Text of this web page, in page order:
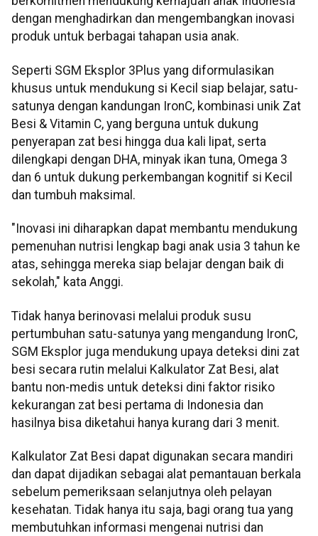
dengan menghadirkan dan mengembangkan inovasi
produk untuk berbagai tahapan usia anak.
Seperti SGM Eksplor 3Plus yang diformulasikan
khusus untuk mendukung si Kecil siap belajar, satu-
satunya dengan kandungan IronC, kombinasi unik Zat
Besi & Vitamin C, yang berguna untuk dukung
penyerapan zat besi hingga dua kali lipat, serta
dilengkapi dengan DHA, minyak ikan tuna, Omega 3
dan 6 untuk dukung perkembangan kognitif si Kecil
dan tumbuh maksimal.
"Inovasi ini diharapkan dapat membantu mendukung
pemenuhan nutrisi lengkap bagi anak usia 3 tahun ke
atas, sehingga mereka siap belajar dengan baik di
sekolah," kata Anggi.
Tidak hanya berinovasi melalui produk susu
pertumbuhan satu-satunya yang mengandung IronC,
SGM Eksplor juga mendukung upaya deteksi dini zat
besi secara rutin melalui Kalkulator Zat Besi, alat
bantu non-medis untuk deteksi dini faktor risiko
kekurangan zat besi pertama di Indonesia dan
hasilnya bisa diketahui hanya kurang dari 3 menit.
Kalkulator Zat Besi dapat digunakan secara mandiri
dan dapat dijadikan sebagai alat pemantauan berkala
sebelum pemeriksaan selanjutnya oleh pelayan
kesehatan. Tidak hanya itu saja, bagi orang tua yang
membutuhkan informasi mengenai nutrisi dan